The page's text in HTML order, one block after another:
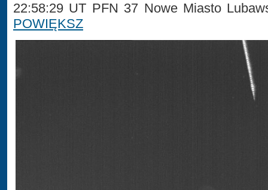
22:58:29 UT PFN 37 Nowe Miasto
POWIĘKSZ